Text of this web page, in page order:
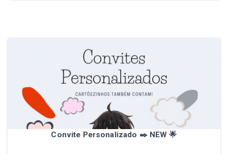
Convite Personalizado ✒️ NEW 🌟